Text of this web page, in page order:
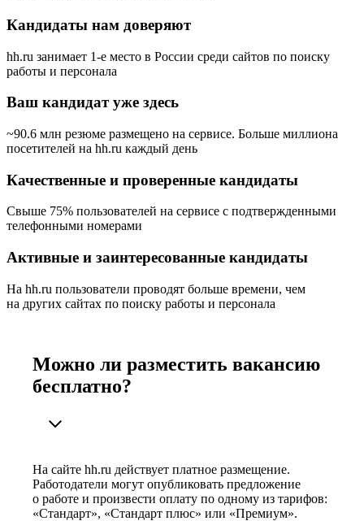
Кандидаты нам доверяют
hh.ru занимает 1-е место в России среди сайтов по поиску
работы и персонала
Ваш кандидат уже здесь
~90.6 млн резюме размещено на сервисе. Больше миллиона
посетителей на hh.ru каждый день
Качественные и проверенные кандидаты
Свыше 75% пользователей на сервисе с подтвержденными
телефонными номерами
Активные и заинтересованные кандидаты
На hh.ru пользователи проводят больше времени, чем
на других сайтах по поиску работы и персонала
Можно ли разместить вакансию
бесплатно?
На сайте hh.ru действует платное размещение.
Работодатели могут опубликовать предложение
о работе и произвести оплату по одному из тарифов:
«Стандарт», «Стандарт плюс» или «Премиум».